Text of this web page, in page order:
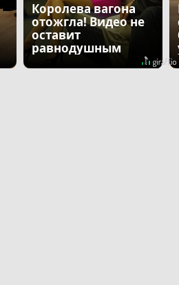
Королева вагона
отожгла! Видео не
оставит
равнодушным